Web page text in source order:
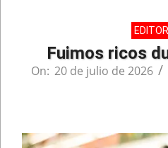
Fuimos ricos
On: 20 de julio de 2026